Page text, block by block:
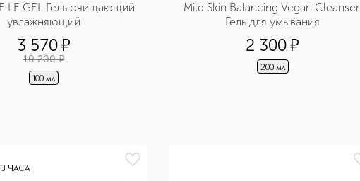
LE GEL Гель очищающий
увлажняющий
3 570¤
10 200 ¤
100 мл
Mild Skin Balancing Vegan Cleanser
Гель для умывания
2 300¤
200 мл
ЧАСА